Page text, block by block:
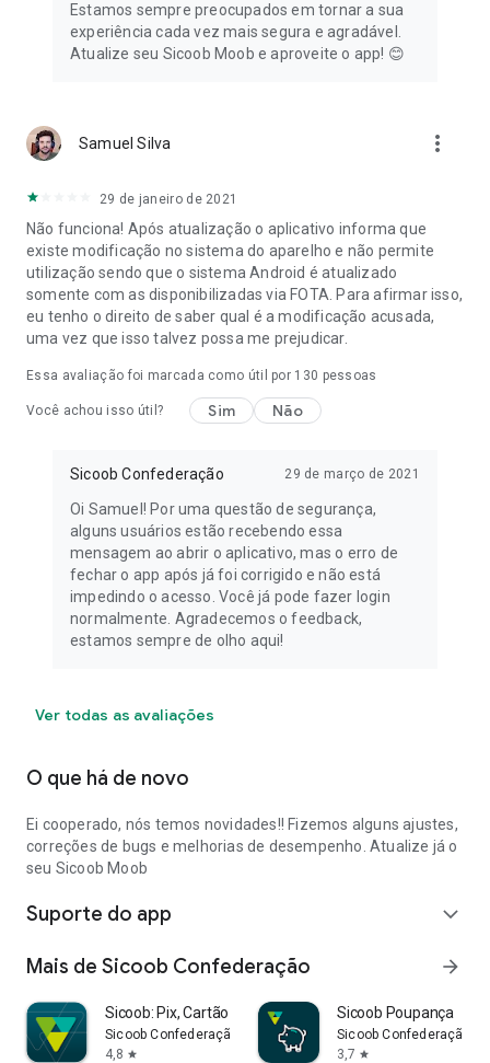
Estamos sempre preocupados em tornar a sua
experiência cada vez mais segura e agradável.
Atualize seu Sicoob Moob e aproveite o app! 😊
Samuel Silva more_vert
29 de janeiro de 2021
Não funciona! Após atualização o aplicativo informa que
existe modificação no sistema do aparelho e não permite
utilização sendo que o sistema Android é atualizado
somente com as disponibilizadas via FOTA. Para afirmar isso,
eu tenho o direito de saber qual é a modificação acusada,
uma vez que isso talvez possa me prejudicar.
Essa avaliação foi marcada como útil por 130 pessoas
Você achou isso útil? Sim Não
Sicoob Confederação 29 de março de 2021
Oi Samuel! Por uma questão de segurança,
alguns usuários estão recebendo essa
mensagem ao abrir o aplicativo, mas o erro de
fechar o app após já foi corrigido e não está
impedindo o acesso. Você já pode fazer login
normalmente. Agradecemos o feedback,
estamos sempre de olho aqui!
Ver todas as avaliações
O que há de novo
Ei cooperado, nós temos novidades!! Fizemos alguns ajustes,
correções de bugs e melhorias de desempenho. Atualize já o
seu Sicoob Moob
Suporte do app expand_more
Mais de Sicoob Confederação arrow_forward
Sicoob: Pix, Cartão e Conta
Sicoob Confederação
4,8 star
Sicoob Poupança
Sicoob Confederação
3,7 star